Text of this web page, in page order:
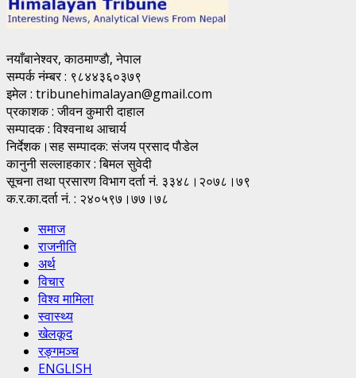
नयाँबानेश्वर, काठमाण्डाै, नेपाल
सम्पर्क नंम्बर : ९८४४३६०३७९
इमेल : tribunehimalayan@gmail.com
प्रकाशक : जीवन कुमारी दाहाल
सम्पादक : विश्वनाथ आचार्य
निर्देशक।सह सम्पादक: संजय प्रसाद पाैडेल
कानुनी सल्लाहकार : बिमल सुवेदी
सूचना तथा प्रसारण विभाग दर्ता नं. ३३४८।२०७८।७९
क.र.का.दर्ता नं. : २४०५९७।७७।७८
समाज
राजनीति
अर्थ
विचार
विश्व मामिला
स्वास्थ्य
खेलकूद
रङ्गमञ्च
ENGLISH